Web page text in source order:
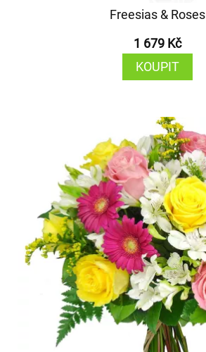
Freesias & Roses
1 679 Kč
KOUPIT